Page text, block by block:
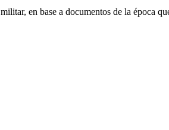
en base a documentos de la época